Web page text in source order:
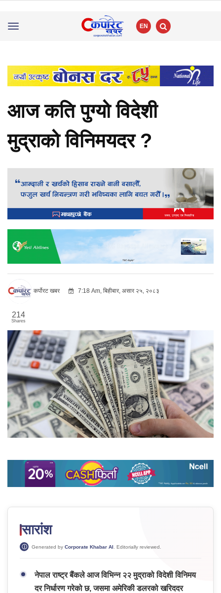
Toggle
EN
आज कति पुग्यो विदेशी
मुद्राको विनिमयदर ?
कर्पोरट खबर 7:18 Am, बिहीबार, असार २५, २०८३
214
Shares
सारांश
Generated by Corporate Khabar AI . Editorially reviewed.
नेपाल राष्ट्र बैंकले आज विभिन्न २२ मुद्राको विदेशी विनिमय
दर निर्धारण गरेको छ, जसमा अमेरिकी डलरको खरिददर